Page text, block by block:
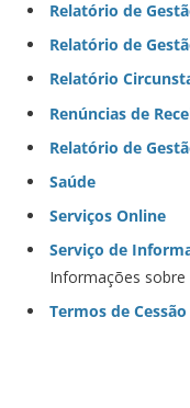
Relatório de
Relatório de
Relatório
Renúncias de
Relatório de
Saúde
Serviços Online
Serviço de
Informações
Termos de Cessão